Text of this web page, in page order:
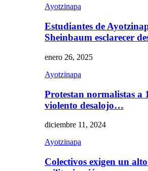
Ayotzinapa
Estudiantes de
Sheinbaum esclarecer
enero 26, 2025
Ayotzinapa
Protestan normalistas a
violento desalojo…
diciembre 11, 2024
Ayotzinapa
Colectivos exigen un